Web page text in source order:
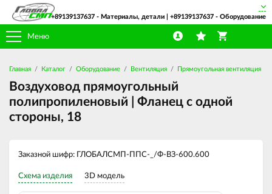
Меню
+89139137637 - Материалы, детали | +89139137637 - Оборудование
Главная Каталог Оборудование Вентиляция Прямоугольная вентиляция
Воздуховод прямоугольный
полипропиленовый | Фланец с одной
стороны, 18
Заказной шифр: ГЛОБАЛСМП-ППС-_/Ф-ВЗ-600.600
Схема изделия 3D модель